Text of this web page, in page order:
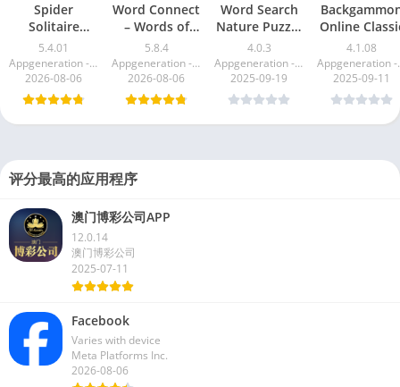
Spider
Solitaire
Classic Game
5.4.01
Appgeneration - Radio Podcasts Games
2026-08-06
Word Connect
– Words of
Nature
5.8.4
Appgeneration - Radio Podcasts Games
2026-08-06
Word Search
Nature Puzzle
Game
4.0.3
Appgeneration - Radio Podcasts Games
2025-09-19
Online
4.1.08
2025-09-11
评分最高的应用程序
澳门博彩公司APP
12.0.14
澳门博彩公司
2025-07-11
Facebook
Varies with device
Meta Platforms Inc.
2026-08-06